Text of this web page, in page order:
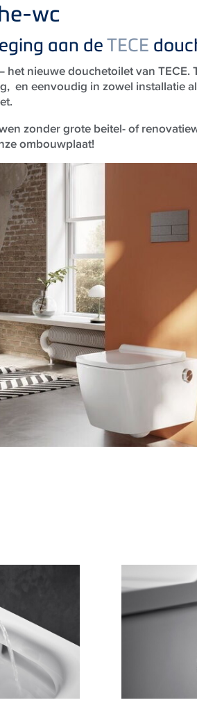
wc
aan deTECE
het nieuwe douchetoilet van TECE.
en eenvoudig in zowel installatie
zonder grote beitel- of
ombouwplaat!